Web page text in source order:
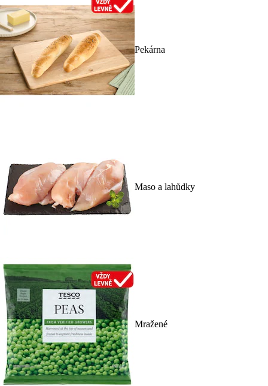
Pekárna
Maso a lahůdky
Mražené